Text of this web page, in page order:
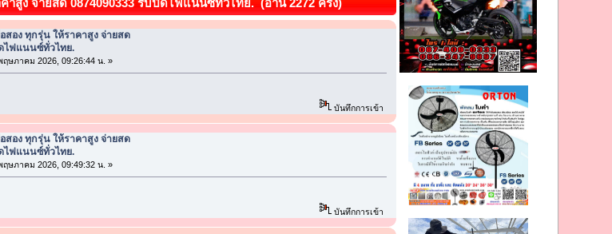
สอง ทุกรุ่น ให้ราคาสูง จ่ายสด
ไฟแนนซ์ทั่วไทย.
ฤษภาคม 2026, 09:26:44 น. »
บันทึกการเข้า
สอง ทุกรุ่น ให้ราคาสูง จ่ายสด
ไฟแนนซ์ทั่วไทย.
ฤษภาคม 2026, 09:49:32 น. »
บันทึกการเข้า